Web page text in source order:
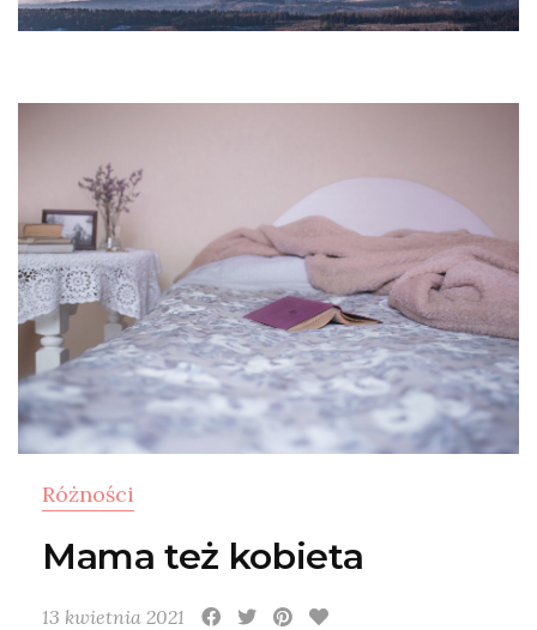
Różności
Mama też kobieta
13 kwietnia 2021